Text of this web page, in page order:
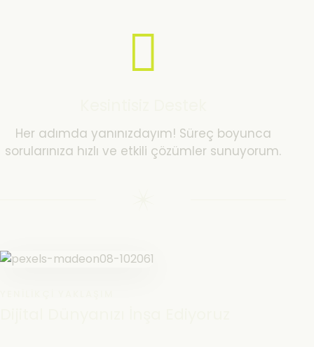
Her adımda yanınızdayım! Süreç boyunca
sorularınıza hızlı ve etkili çözümler sunuyorum.